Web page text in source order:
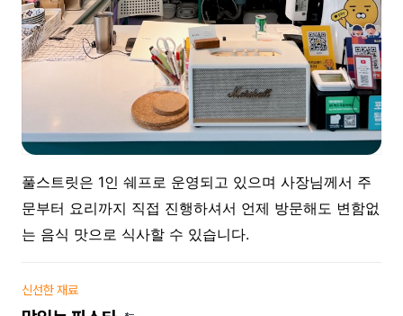
풀스트릿은 1인 쉐프로 운영되고 있으며 사장님께서 주
문부터 요리까지 직접 진행하셔서 언제 방문해도 변함없
는 음식 맛으로 식사할 수 있습니다.
신선한 재료